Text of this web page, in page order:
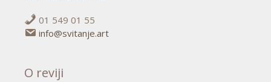
01 549 01 55
info@svitanje.art
O reviji